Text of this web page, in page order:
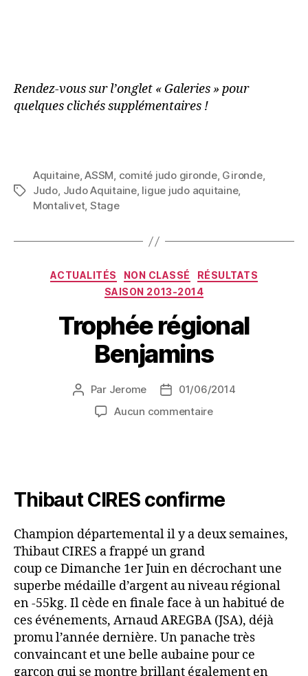
Rendez-vous sur l’onglet « Galeries » pour
quelques clichés supplémentaires !
Aquitaine,ASSM, comité judo gironde, Gironde,
Judo, Judo Aquitaine, ligue judo aquitaine,
Montalivet, Stage
ACTUALITÉS NON CLASSÉ
RÉSULTATS
SAISON 2013-2014
Trophée régional
Benjamins
Par Jerome
01/06/2014
Aucun commentaire
Thibaut CIRES confirme
Champion départemental il y a deux semaines,
Thibaut CIRES a frappé un grand
coup ce Dimanche 1er Juin en décrochant une
superbe médaille d’argent au niveau régional
en -55kg. Il cède en finale face à un habitué de
ces événements, Arnaud AREGBA (JSA), déjà
promu l’année dernière. Un panache très
convaincant et une belle aubaine pour ce
garçon qui se montre brillant également en